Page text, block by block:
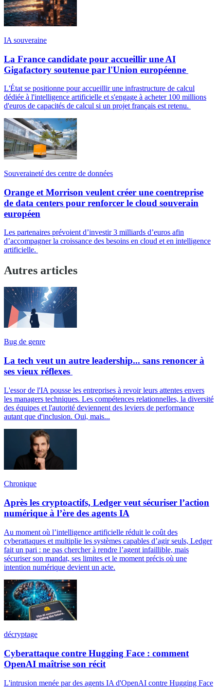
IA souveraine
La France candidate pour accueillir une AI
Gigafactory soutenue par l'Union européenne
L'État se positionne pour accueillir une infrastructure de calcul
dédiée à l'intelligence artificielle et s'engage à acheter 100 millions
d'euros de capacités de calcul si un projet français est retenu.
Souveraineté des centre de données
Orange et Morrison veulent créer une coentreprise
de data centers pour renforcer le cloud souverain
européen
Les partenaires prévoient d’investir 3 milliards d’euros afin
d’accompagner la croissance des besoins en cloud et en intelligence
artificielle.
Autres articles
Bug de genre
La tech veut un autre leadership... sans renoncer à
ses vieux réflexes
L'essor de l'IA pousse les entreprises à revoir leurs attentes envers
les managers techniques. Les compétences relationnelles, la diversité
des équipes et l'autorité deviennent des leviers de performance
autant que d'inclusion. Oui, mais...
Chronique
Après les cryptoactifs, Ledger veut sécuriser l’action
numérique à l’ère des agents IA
Au moment où l’intelligence artificielle réduit le coût des
cyberattaques et multiplie les systèmes capables d’agir seuls, Ledger
fait un pari : ne pas chercher à rendre l’agent infaillible, mais
sécuriser son mandat, ses limites et le moment précis où une
intention numérique devient un acte.
décryptage
Cyberattaque contre Hugging Face : comment
OpenAI maîtrise son récit
L'intrusion menée par des agents IA d'OpenAI contre Hugging Face